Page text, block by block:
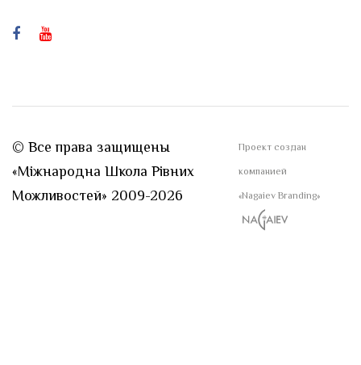
© Все права защищены
«Міжнародна Школа Рівних
Можливостей» 2009-2026
Проект создан
компанией
«Nagaiev Branding»